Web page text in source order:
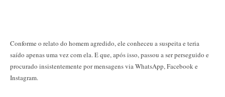
Conforme o relato do homem agredido, ele conheceu a suspeita e teria
saído apenas uma vez com ela. E que, após isso, passou a ser perseguido e
procurado insistentemente por mensagens via WhatsApp, Facebook e
Instagram.